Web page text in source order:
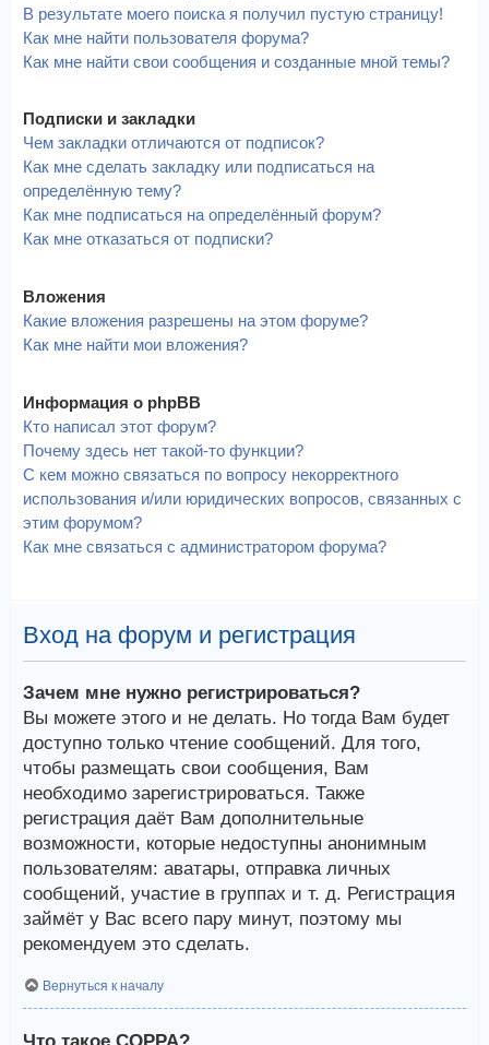
В результате моего поиска я получил пустую страницу!
Как мне найти пользователя форума?
Как мне найти свои сообщения и созданные мной темы?
Подписки и закладки
Чем закладки отличаются от подписок?
Как мне сделать закладку или подписаться на
определённую тему?
Как мне подписаться на определённый форум?
Как мне отказаться от подписки?
Вложения
Какие вложения разрешены на этом форуме?
Как мне найти мои вложения?
Информация о phpBB
Кто написал этот форум?
Почему здесь нет такой-то функции?
С кем можно связаться по вопросу некорректного
использования и/или юридических вопросов, связанных с
этим форумом?
Как мне связаться с администратором форума?
Вход на форум и регистрация
Зачем мне нужно регистрироваться?
Вы можете этого и не делать. Но тогда Вам будет
доступно только чтение сообщений. Для того,
чтобы размещать свои сообщения, Вам
необходимо зарегистрироваться. Также
регистрация даёт Вам дополнительные
возможности, которые недоступны анонимным
пользователям: аватары, отправка личных
сообщений, участие в группах и т. д. Регистрация
займёт у Вас всего пару минут, поэтому мы
рекомендуем это сделать.
Вернуться к началу